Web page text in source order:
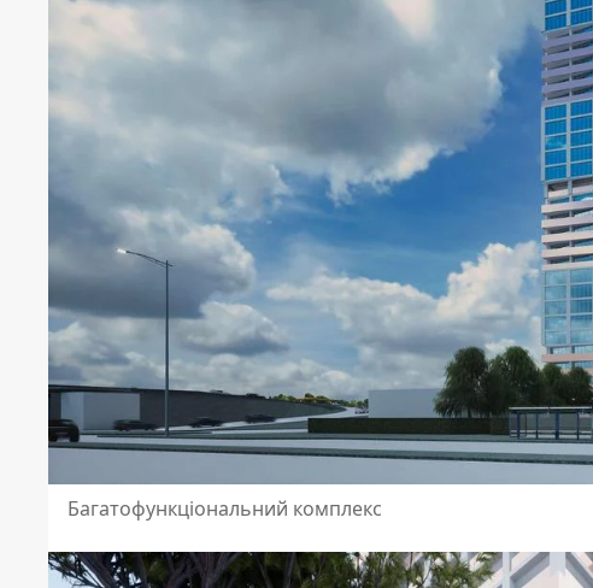
Багатофункціональний комплекс